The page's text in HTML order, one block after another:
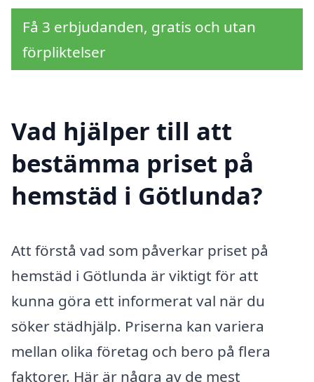
Få 3 erbjudanden, gratis och utan
förpliktelser
Vad hjälper till att
bestämma priset på
hemstäd i Götlunda?
Att förstå vad som påverkar priset på
hemstäd i Götlunda är viktigt för att
kunna göra ett informerat val när du
söker städhjälp. Priserna kan variera
mellan olika företag och bero på flera
faktorer. Här är några av de mest